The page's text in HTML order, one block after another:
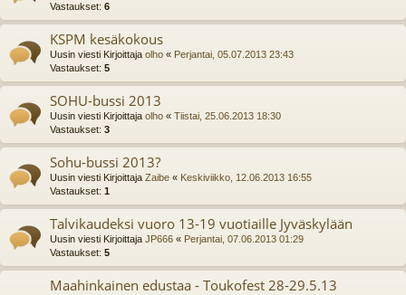
Vastaukset: 6
KSPM kesäkokous
Uusin viesti Kirjoittaja olho « Perjantai, 05.07.2013 23:43
Vastaukset: 5
SOHU-bussi 2013
Uusin viesti Kirjoittaja olho « Tiistai, 25.06.2013 18:30
Vastaukset: 3
Sohu-bussi 2013?
Uusin viesti Kirjoittaja Zaibe « Keskiviikko, 12.06.2013 16:55
Vastaukset: 1
Talvikaudeksi vuoro 13-19 vuotiaille Jyväskylään
Uusin viesti Kirjoittaja JP666 « Perjantai, 07.06.2013 01:29
Vastaukset: 5
Maahinkainen edustaa - Toukofest 28-29.5.13